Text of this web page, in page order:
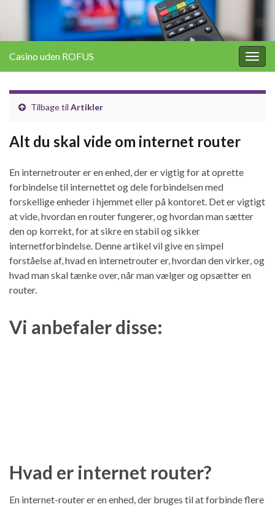
Casino uden ROFUS
Tilbage til Artikler
Alt du skal vide om internet router
En internetrouter er en enhed, der er vigtig for at oprette
forbindelse til internettet og dele forbindelsen med
forskellige enheder i hjemmet eller på kontoret. Det er vigtigt
at vide, hvordan en router fungerer, og hvordan man sætter
den op korrekt, for at sikre en stabil og sikker
internetforbindelse. Denne artikel vil give en simpel
forståelse af, hvad en internetrouter er, hvordan den virker, og
hvad man skal tænke over, når man vælger og opsætter en
router.
Vi anbefaler disse:
Hvad er internet router?
En internet-router er en enhed, der bruges til at forbinde flere